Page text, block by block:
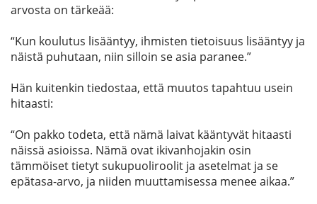
arvosta on tärkeää:
“Kun koulutus lisääntyy, ihmisten tietoisuus lisääntyy ja
näistä puhutaan, niin silloin se asia paranee.”
Hän kuitenkin tiedostaa, että muutos tapahtuu usein
hitaasti:
“On pakko todeta, että nämä laivat kääntyvät hitaasti
näissä asioissa. Nämä ovat ikivanhojakin osin
tämmöiset tietyt sukupuoliroolit ja asetelmat ja se
epätasa-arvo, ja niiden muuttamisessa menee aikaa.”